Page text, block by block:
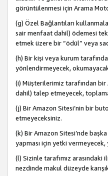
görüntülenmesi için Arama
(g) Özel Bağlantıları
sair menfaat dahil) ödemesi
etmek üzere bir “ödül” veya
(h) Bir kişi veya kurum
yönlendirmeyecek,
(i) Müşterilerimiz tarafından bir
dahil) talep etmeyecek,
(j) Bir Amazon Sitesi’nin bir
etmeyeceksiniz.
(k) Bir Amazon Sitesi’nde
yapması için yetki
(l) Sizinle tarafımız
nezdinde makul düzeyde